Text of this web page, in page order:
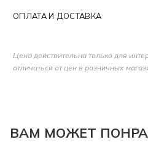
ОПЛАТА И ДОСТАВКА
Цена действительна только для
отличаться от цен в розничных
ВАМ МОЖЕТ